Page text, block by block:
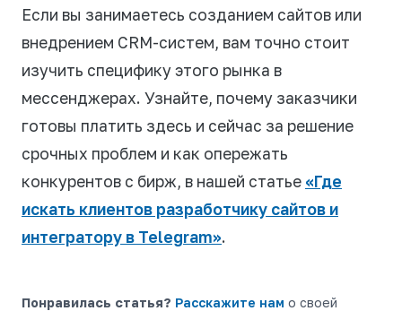
Если вы занимаетесь созданием сайтов или
внедрением CRM-систем, вам точно стоит
изучить специфику этого рынка в
мессенджерах. Узнайте, почему заказчики
готовы платить здесь и сейчас за решение
срочных проблем и как опережать
конкурентов с бирж, в нашей статье «Где
искать клиентов разработчику сайтов и
интегратору в Telegram».
Понравилась статья? Расскажите нам о своей